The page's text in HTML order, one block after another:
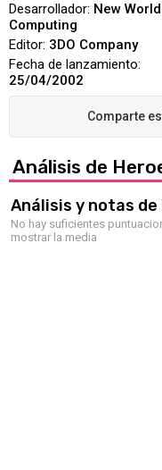
Desarrollador: New World
Computing
Editor: 3DO Company
Fecha de lanzamiento:
25/04/2002
Análisis de
Análisis y notas
No hay suficientes
mostrar la media